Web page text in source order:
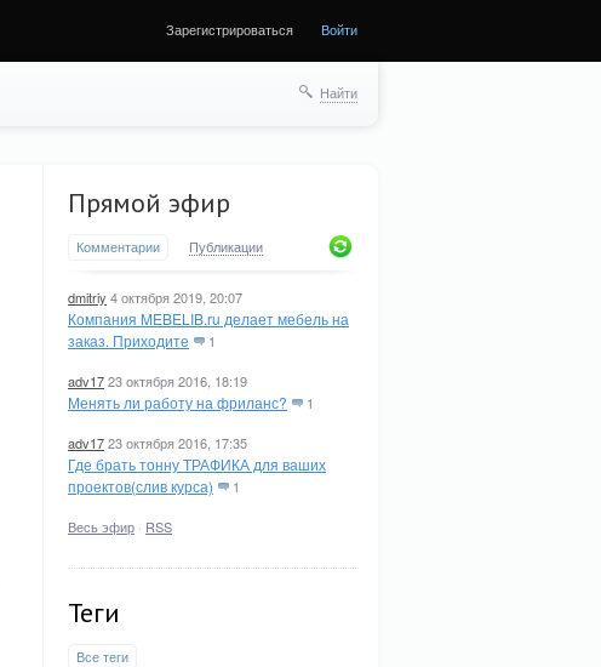
Зарегистрироваться Войти
Найти
Прямой эфир
Комментарии Публикации
dmitriy 4 октября 2019, 20:07
Компания MEBELIB.ru делает мебель на
заказ. Приходите
1
adv1723 октября 2016, 18:19
Менять ли работу на фриланс? 1
adv1723 октября 2016, 17:35
Где брать тонну ТРАФИКА для ваших
проектов(слив курса)
1
Весь эфир · RSS
Теги
Все теги